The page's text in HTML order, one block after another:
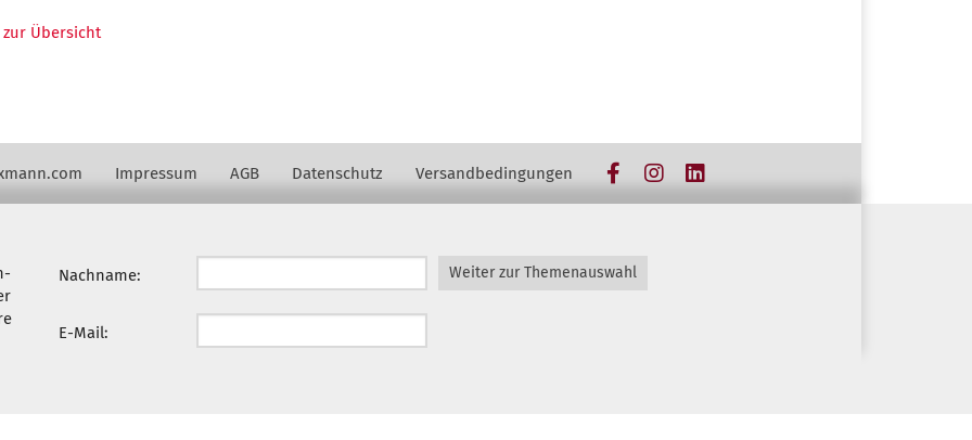
Übersicht
Impressum AGB Datenschutz Versandbedingungen FacebookInstagram
Nachname:
E-Mail:
Weiter zur Themenauswahl